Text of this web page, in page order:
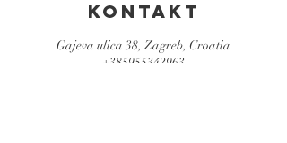
Kontakt
Gajeva ulica 38, Zagreb, Croatia
+385955342963